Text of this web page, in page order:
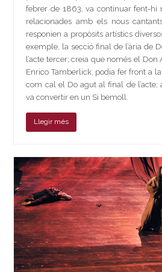
febrer de 1863, va continuar fent-hi
relacionades amb els nous
responien a propòsits artístics
exemple, la secció final de l’ària de
l’acte tercer; creia que només el
Enrico Tamberlick, podia fer front a
com cal el Do agut al final de l’acte;
va convertir en un Si bemoll.
Llegir més